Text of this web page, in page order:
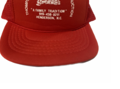
Añadir
a la
lista de
deseos